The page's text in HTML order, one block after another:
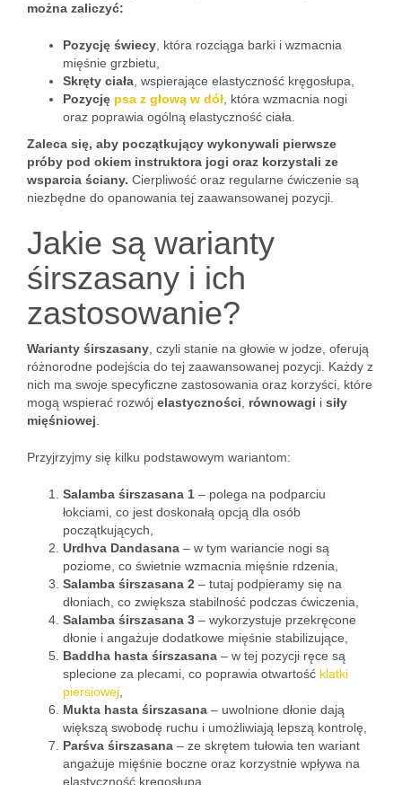
można zaliczyć:
Pozycję świecy , która rozciąga barki i wzmacnia
mięśnie grzbietu,
Skręty ciała , wspierające elastyczność kręgosłupa,
Pozycję psa z głową w dół , która wzmacnia nogi
oraz poprawia ogólną elastyczność ciała.
Zaleca się, aby początkujący wykonywali pierwsze
próby pod okiem instruktora jogi oraz korzystali ze
wsparcia ściany. Cierpliwość oraz regularne ćwiczenie są
niezbędne do opanowania tej zaawansowanej pozycji.
Jakie są warianty
śirszasany i ich
zastosowanie?
Warianty śirszasany , czyli stanie na głowie w jodze, oferują
różnorodne podejścia do tej zaawansowanej pozycji. Każdy z
nich ma swoje specyficzne zastosowania oraz korzyści, które
mogą wspierać rozwój elastyczności równowagi i siły
mięśniowej
Przyjrzyjmy się kilku podstawowym wariantom:
Salamba śirszasana 1 – polega na podparciu
łokciami, co jest doskonałą opcją dla osób
początkujących,
Urdhva Dandasana – w tym wariancie nogi są
poziome, co świetnie wzmacnia mięśnie rdzenia,
Salamba śirszasana 2 – tutaj podpieramy się na
dłoniach, co zwiększa stabilność podczas ćwiczenia,
Salamba śirszasana 3 – wykorzystuje przekręcone
dłonie i angażuje dodatkowe mięśnie stabilizujące,
Baddha hasta śirszasana – w tej pozycji ręce są
splecione za plecami, co poprawia otwartość klatki
piersiowej
Mukta hasta śirszasana – uwolnione dłonie dają
większą swobodę ruchu i umożliwiają lepszą kontrolę,
Parśva śirszasana – ze skrętem tułowia ten wariant
angażuje mięśnie boczne oraz korzystnie wpływa na
elastyczność kręgosłupa,